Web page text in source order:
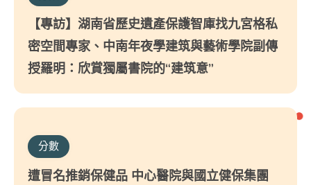
【專訪】湖南省歷史遺產保護智庫找九宮格私
密空間專家、中南年夜學建筑與藝術學院副傳
授羅明：欣賞獨屬書院的“建筑意”
分數
遭冒名推銷保健品 中心醫院與國立健保集團